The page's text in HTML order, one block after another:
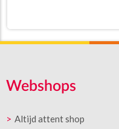
Webshops
Altijd attent shop